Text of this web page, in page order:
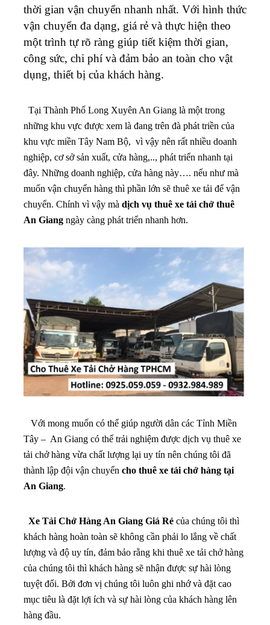
thời gian vận chuyển nhanh nhất. Với hình thức
vận chuyển đa dạng, giá rẻ và thực hiện theo
một trình tự rõ ràng giúp tiết kiệm thời gian,
công sức, chi phí và đảm bảo an toàn cho vật
dụng, thiết bị của khách hàng.
Tại Thành Phố Long Xuyên An Giang là một trong
những khu vực được xem là đang trên đà phát triền của
khu vực miền Tây Nam Bộ, vì vậy nên rất nhiều doanh
nghiệp, cơ sở sản xuất, cửa hàng,.., phát triển nhanh tại
đây. Những doanh nghiệp, cửa hàng này…. nếu như mà
muốn vận chuyển hàng thì phần lớn sẽ thuê xe tải để vận
chuyển. Chính vì vậy mà dịch vụ thuê xe tải chở thuê
An Giang ngày càng phát triển nhanh hơn.
Với mong muốn có thể giúp người dân các Tỉnh Miền
Tây – An Giang có thể trải nghiệm được dịch vụ thuê xe
tải chở hàng vừa chất lượng lại uy tín nên chúng tôi đã
thành lập đội vận chuyển cho thuê xe tải chở hàng tại
An Giang.
Xe Tải Chở Hàng An Giang Giá Rẻ của chúng tôi thì
khách hàng hoàn toàn sẽ không cần phải lo lắng về chất
lượng và độ uy tín, đảm bảo rằng khi thuê xe tải chở hàng
của chúng tôi thì khách hàng sẽ nhận được sự hài lòng
tuyệt đối. Bởi đơn vị chúng tôi luôn ghi nhớ và đặt cao
mục tiêu là đặt lợi ích và sự hài lòng của khách hàng lên
hàng đầu.